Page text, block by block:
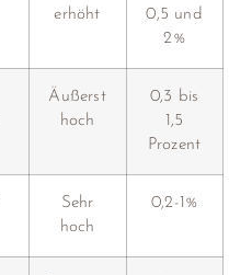
erhöht
0,5 und
2%
Äußerst
hoch
0,3 bis
1,5
Prozent
Sehr
hoch
0,2-1%